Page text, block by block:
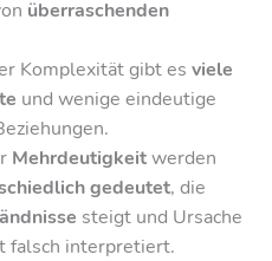
überraschenden
Komplexität gibt esviele
und wenige eindeutige
Mehrdeutigkeitwerden
gedeutet, die
steigt und Ursache
falsch interpretiert.